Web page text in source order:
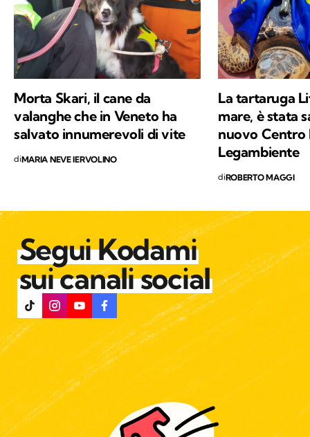
Morta Skari, il cane da
valanghe che in Veneto ha
salvato innumerevoli di vite
diMARIA NEVE IERVOLINO
La tartaruga
mare, è stata
nuovo Centro
Legambiente
diROBERTO MAGGI
Segui Kodami
sui canali social